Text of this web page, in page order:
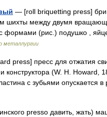
— [roll briquetting press]
шихты между двумя
формами (рис.) подушко ,
металлургии
press] пресс для отжатия
конструктора (W. H. Howard,
с зубьями
presso давить, жать)